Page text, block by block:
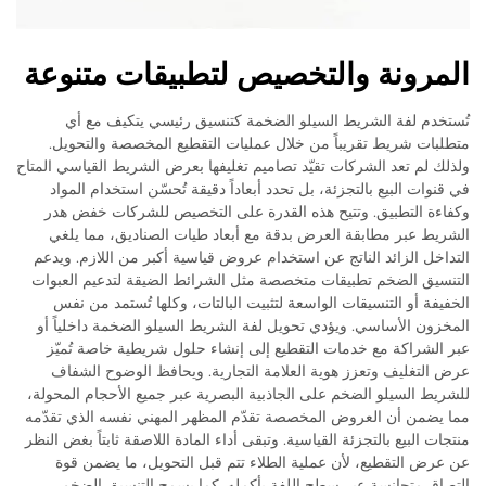
المرونة والتخصيص لتطبيقات متنوعة
تُستخدم لفة الشريط السيلو الضخمة كتنسيق رئيسي يتكيف مع أي
متطلبات شريط تقريباً من خلال عمليات التقطيع المخصصة والتحويل.
ولذلك لم تعد الشركات تقيّد تصاميم تغليفها بعرض الشريط القياسي المتاح
في قنوات البيع بالتجزئة، بل تحدد أبعاداً دقيقة تُحسّن استخدام المواد
وكفاءة التطبيق. وتتيح هذه القدرة على التخصيص للشركات خفض هدر
الشريط عبر مطابقة العرض بدقة مع أبعاد طيات الصناديق، مما يلغي
التداخل الزائد الناتج عن استخدام عروض قياسية أكبر من اللازم. ويدعم
التنسيق الضخم تطبيقات متخصصة مثل الشرائط الضيقة لتدعيم العبوات
الخفيفة أو التنسيقات الواسعة لتثبيت البالتات، وكلها تُستمد من نفس
المخزون الأساسي. ويؤدي تحويل لفة الشريط السيلو الضخمة داخلياً أو
عبر الشراكة مع خدمات التقطيع إلى إنشاء حلول شريطية خاصة تُميّز
عرض التغليف وتعزز هوية العلامة التجارية. ويحافظ الوضوح الشفاف
للشريط السيلو الضخم على الجاذبية البصرية عبر جميع الأحجام المحولة،
مما يضمن أن العروض المخصصة تقدّم المظهر المهني نفسه الذي تقدّمه
منتجات البيع بالتجزئة القياسية. وتبقى أداء المادة اللاصقة ثابتاً بغض النظر
عن عرض التقطيع، لأن عملية الطلاء تتم قبل التحويل، ما يضمن قوة